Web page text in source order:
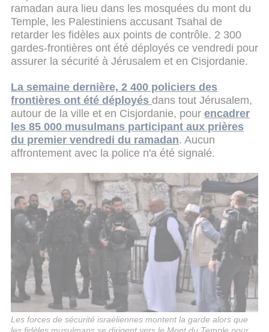
ramadan aura lieu dans les mosquées du mont du
Temple, les Palestiniens accusant Tsahal de
retarder les fidèles aux points de contrôle. 2 300
gardes-frontières ont été déployés ce vendredi pour
assurer la sécurité à Jérusalem et en Cisjordanie.
La semaine dernière, 2 400 policiers des
frontières ont été déployés dans tout Jérusalem,
autour de la ville et en Cisjordanie, pour encadrer
les 85 000 musulmans participant aux prières
du premier vendredi du ramadan. Aucun
affrontement avec la police n'a été signalé.
Les forces de sécurité israéliennes montent la garde alors que